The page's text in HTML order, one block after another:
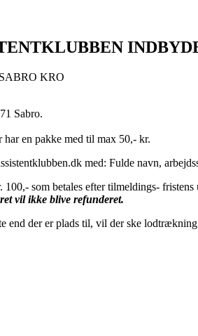
KRO
Sabro.
en pakke med til max 50,- kr.
med: Fulde navn,
som betales efter tilmeldings- fristens
vil ikke blive refunderet.
end der er plads til, vil der ske